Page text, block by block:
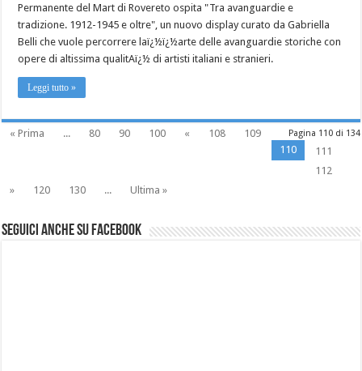
Permanente del Mart di Rovereto ospita "Tra avanguardie e
tradizione. 1912-1945 e oltre", un nuovo display curato da Gabriella
Belli che vuole percorrere laï¿½ï¿½arte delle avanguardie storiche con
opere di altissima qualitAï¿½ di artisti italiani e stranieri.
Leggi tutto »
Pagina 110 di 134
« Prima ... 80 90 100 « 108
109
110
111
112
»
120 130 ... Ultima »
Seguici anche su Facebook